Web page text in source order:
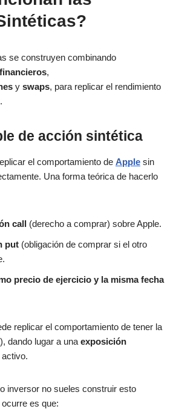
se construyen combinando
,
y swaps, para replicar el rendimiento
de acción sintética
el comportamiento de Apple sin
Una forma teórica de hacerlo
call (derecho a comprar) sobre Apple.
put (obligación de comprar si el otro
precio de ejercicio y la misma fecha
replicar el comportamiento de tener la
dando lugar a una exposición
inversor no sueles construir esto
es que: